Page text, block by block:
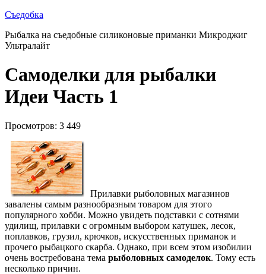
Съедобка
Рыбалка на съедобные силиконовые приманки Микроджиг
Ультралайт
Самоделки для рыбалки
Идеи Часть 1
Просмотров: 3 449
Прилавки рыболовных магазинов
завалены самым разнообразным товаром для этого
популярного хобби. Можно увидеть подставки с сотнями
удилищ, прилавки с огромным выбором катушек, лесок,
поплавков, грузил, крючков, искусственных приманок и
прочего рыбацкого скарба. Однако, при всем этом изобилии
очень востребована тема рыболовных самоделок. Тому есть
несколько причин.